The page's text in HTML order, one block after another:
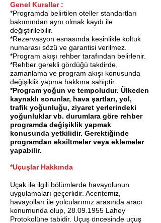
Genel Kurallar :
*Programda belirtilen oteller standartları
bakımından aynı olmak kaydı ile
değiştirilebilir.
*Rezervasyon esnasında kesinlikle koltuk
numarası sözü ve garantisi verilmez.
*Program akışı rehber tarafından belirlenir.
*Rehber gerekli gördüğü takdirde,
zamanlama ve program akışı konusunda
değişiklik yapma hakkına sahiptir
*Program yoğun ve tempoludur. Ülkeden
kaynaklı sorunlar, hava şartları, yol,
trafik yoğunluğu, ziyaret yerlerindeki
yoğunluklar vb. durumlara göre rehber
programda değişiklik yapmak
konusunda yetkilidir. Gerektiğinde
programdan eksiltmeler veya eklemeler
yapabilir.
*Uçuşlar Hakkında
Uçak ile ilgili bölümlerde havayolunun
uygulamaları geçerlidir. Acentemiz,
havayolları ile yolcularımız arasında aracı
konumunda olup, 28.09.1955 Lahey
Protokolüne tabidir. Uçuş öncesinde uçuş